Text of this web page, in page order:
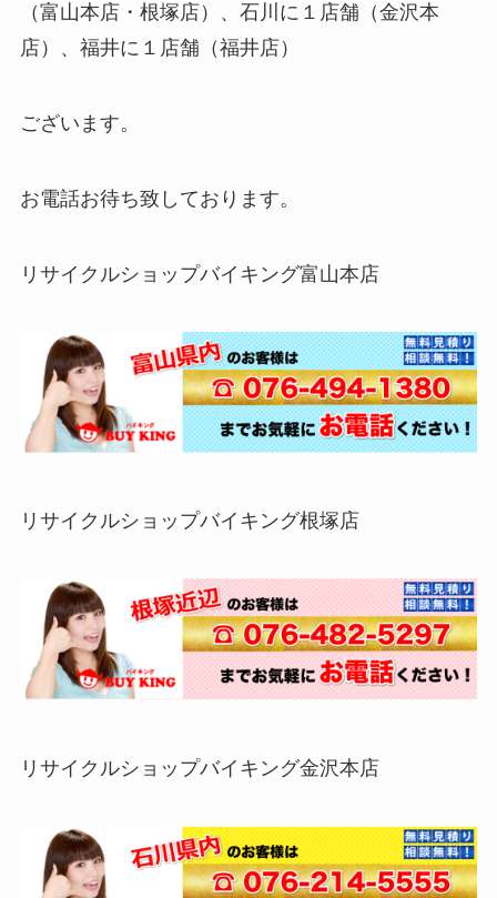
（富山本店・根塚店）、石川に１店舗（金沢本
店）、福井に１店舗（福井店）
ございます。
お電話お待ち致しております。
リサイクルショップバイキング富山本店
リサイクルショップバイキング根塚店
リサイクルショップバイキング金沢本店